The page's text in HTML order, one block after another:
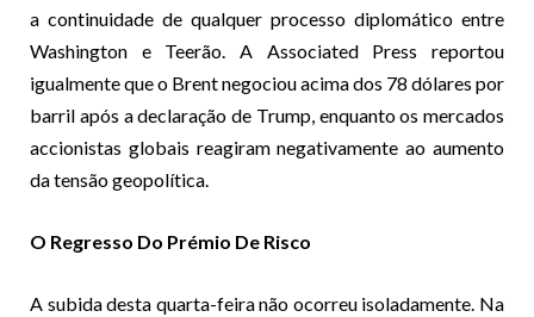
a continuidade de qualquer processo diplomático entre
Washington e Teerão. A Associated Press reportou
igualmente que o Brent negociou acima dos 78 dólares por
barril após a declaração de Trump, enquanto os mercados
accionistas globais reagiram negativamente ao aumento
da tensão geopolítica.
O Regresso Do Prémio De Risco
A subida desta quarta-feira não ocorreu isoladamente. Na